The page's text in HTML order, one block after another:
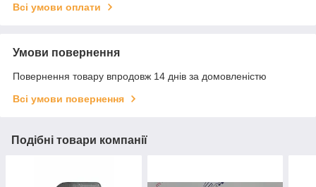
Всі умови оплати
Умови повернення
Повернення товару впродовж 14 днів за домовленістю
Всі умови повернення
Подібні товари компанії